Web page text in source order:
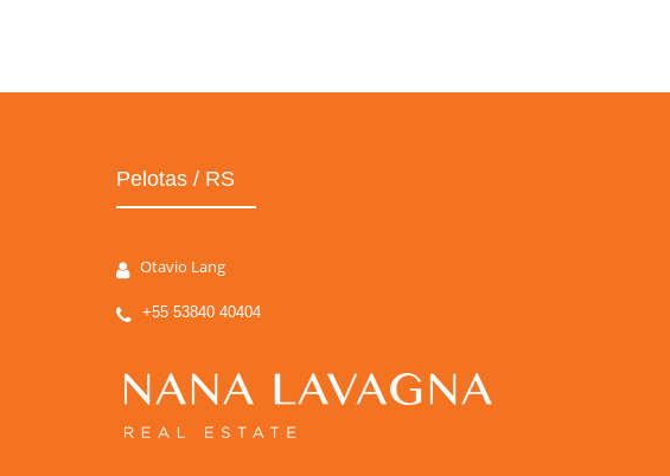
Pelotas / RS
Otavio Lang
+55 53840 40404